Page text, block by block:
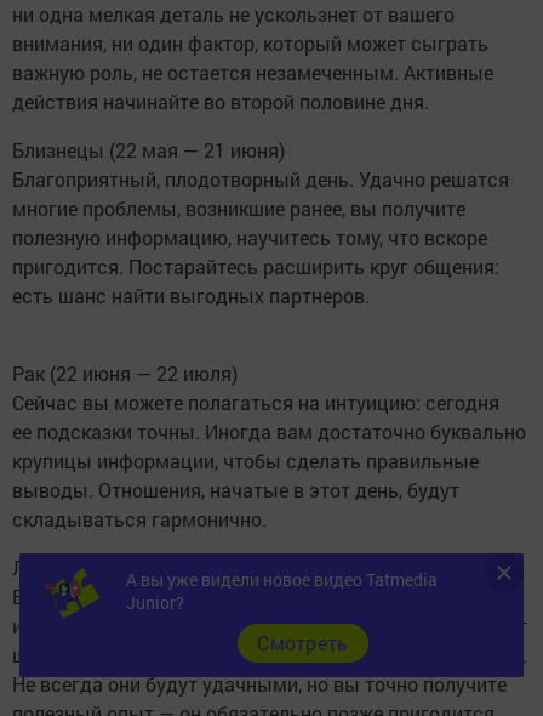
ни одна мелкая деталь не ускользнет от вашего
внимания, ни один фактор, который может сыграть
важную роль, не остается незамеченным. Активные
действия начинайте во второй половине дня.
Близнецы (22 мая — 21 июня)
Благоприятный, плодотворный день. Удачно решатся
многие проблемы, возникшие ранее, вы получите
полезную информацию, научитесь тому, что вскоре
пригодится. Постарайтесь расширить круг общения:
есть шанс найти выгодных партнеров.
Рак (22 июня — 22 июля)
Сейчас вы можете полагаться на интуицию: сегодня
ее подсказки точны. Иногда вам достаточно буквально
крупицы информации, чтобы сделать правильные
выводы. Отношения, начатые в этот день, будут
складываться гармонично.
Лев (23 июля — 21 августа)
Едва ли удастся совсем избежать проблем
и трудностей, но в целом день сложится неплохо. Будет
шанс принять участие в работе над новыми проектами.
Не всегда они будут удачными, но вы точно получите
А вы уже видели новое видео Tatmedia
Junior?
Cмотреть